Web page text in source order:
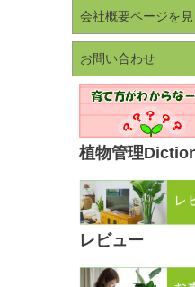
会社概要ページを見
お問い合わせ
植物管理
レビュー